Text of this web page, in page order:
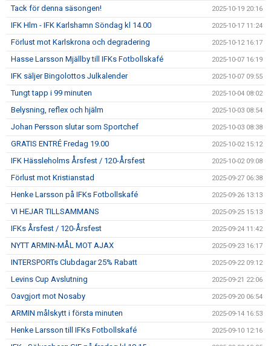
Tack för denna säsongen! 2025-10-19 20:16
IFK Hlm - IFK Karlshamn Söndag kl 14.00 2025-10-17 11:24
Förlust mot Karlskrona och degradering 2025-10-12 16:17
Hasse Larsson Mjällby till IFKs Fotbollskafé 2025-10-07 16:19
IFK säljer Bingolottos Julkalender 2025-10-07 09:55
Tungt tapp i 99 minuten 2025-10-04 08:02
Belysning, reflex och hjälm 2025-10-03 08:54
Johan Persson slutar som Sportchef 2025-10-03 08:38
GRATIS ENTRÉ Fredag 19.00 2025-10-02 15:12
IFK Hässleholms Årsfest / 120-Årsfest 2025-10-02 09:08
Förlust mot Kristianstad 2025-09-27 06:38
Henke Larsson på IFKs Fotbollskafé 2025-09-26 13:13
VI HEJAR TILLSAMMANS 2025-09-25 15:13
IFKs Årsfest / 120-Årsfest 2025-09-24 11:42
NYTT ARMIN-MÅL MOT AJAX 2025-09-23 16:17
INTERSPORTs Clubdagar 25% Rabatt 2025-09-22 09:12
Levins Cup Avslutning 2025-09-21 22:06
Oavgjort mot Nosaby 2025-09-20 06:54
ARMIN målskytt i första minuten 2025-09-14 16:53
Henke Larsson till IFKs Fotbollskafé 2025-09-10 12:16